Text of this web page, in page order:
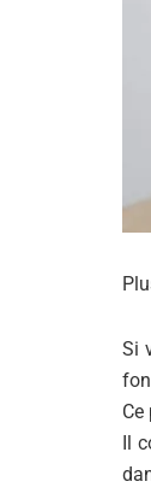
Si
Il